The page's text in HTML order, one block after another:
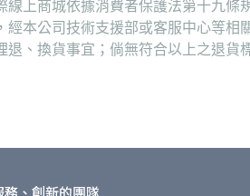
線上商城依據消費者保護法第十九條
經本公司技術支援部或客服中心等
退、換貨事宜；倘無符合以上之退
務、創新的團隊